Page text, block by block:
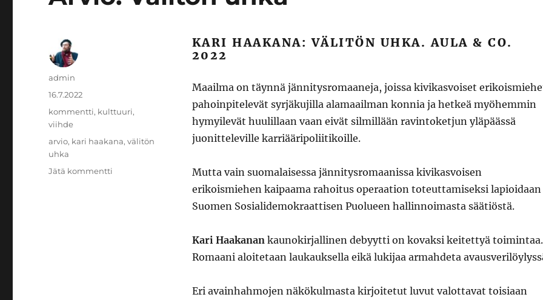
KARI HAAKANA: VÄLITÖN UHKA. AULA & CO.
2022
Maailma on täynnä jännitysromaaneja, joissa kivikasvoiset
pahoinpitelevät syrjäkujilla alamaailman konnia ja hetkeä myöhemmin
hymyilevät huulillaan vaan eivät silmillään ravintoketjun yläpäässä
juonitteleville karriääripoliitikoille.
Mutta vain suomalaisessa jännitysromaanissa kivikasvoisen
erikoismiehen kaipaama rahoitus operaation toteuttamiseksi lapioidaan
Suomen Sosialidemokraattisen Puolueen hallinnoimasta säätiöstä.
Kari Haakanankaunokirjallinen debyytti on kovaksi keitettyä toimintaa.
Romaani aloitetaan laukauksella eikä lukijaa armahdeta
Eri avainhahmojen näkökulmasta kirjoitetut luvut valottavat toisiaan
Kirjoittaja
admin
Julkaistu
16.7.2022
Kategoriat
kommentti, kulttuuri,
viihde
Avainsanat
arvio, kari haakana,välitön
uhka
Jätä kommentti